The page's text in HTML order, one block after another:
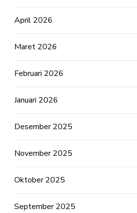
April 2026
Maret 2026
Februari 2026
Januari 2026
Desember 2025
November 2025
Oktober 2025
September 2025